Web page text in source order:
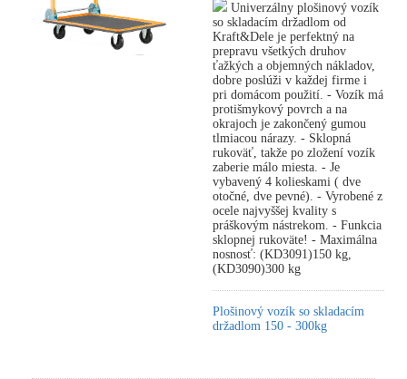
Univerzálny plošinový vozík
so skladacím držadlom od
Kraft&Dele je perfektný na
prepravu všetkých druhov
ťažkých a objemných nákladov,
dobre poslúži v každej firme i
pri domácom použití. - Vozík má
protišmykový povrch a na
okrajoch je zakončený gumou
tlmiacou nárazy. - Sklopná
rukoväť, takže po zložení vozík
zaberie málo miesta. - Je
vybavený 4 kolieskami ( dve
otočné, dve pevné). - Vyrobené z
ocele najvyššej kvality s
práškovým nástrekom. - Funkcia
sklopnej rukoväte! - Maximálna
nosnosť: (KD3091)150 kg,
(KD3090)300 kg
Plošinový vozík so skladacím
držadlom 150 - 300kg